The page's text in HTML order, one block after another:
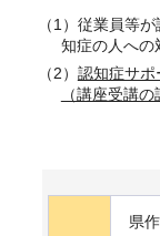
（1）従業員等
知症の人への
（2） 認知症サポ
（講座受講
県